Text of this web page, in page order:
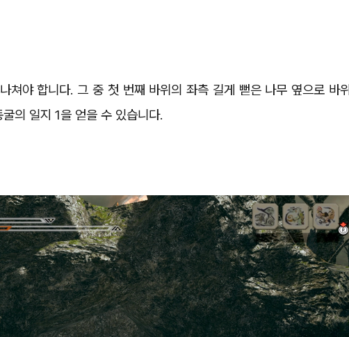
쳐야 합니다. 그 중 첫 번째 바위의 좌측 길게 뻗은 나무 옆으로 바위
의 일지 1을 얻을 수 있습니다.